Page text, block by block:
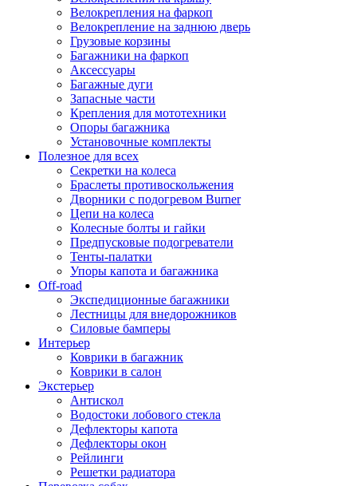
Велокрепления на фаркоп
Велокрепление на заднюю дверь
Грузовые корзины
Багажники на фаркоп
Аксессуары
Багажные дуги
Запасные части
Крепления для мототехники
Опоры багажника
Установочные комплекты
Полезное для всех
Секретки на колеса
Браслеты противоскольжения
Дворники с подогревом Burner
Цепи на колеса
Колесные болты и гайки
Предпусковые подогреватели
Тенты-палатки
Упоры капота и багажника
Off-road
Экспедиционные багажники
Лестницы для внедорожников
Силовые бамперы
Интерьер
Коврики в багажник
Коврики в салон
Экстерьер
Антискол
Водостоки лобового стекла
Дефлекторы капота
Дефлекторы окон
Рейлинги
Решетки радиатора